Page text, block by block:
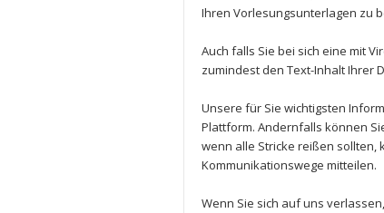
Ihren Vorlesungsunterlagen zu
Auch falls Sie bei sich eine mit
zumindest den Text-Inhalt Ihrer
Unsere für Sie wichtigsten
Plattform. Andernfalls können
wenn alle Stricke reißen sollten,
Kommunikationswege mitteilen.
Wenn Sie sich auf uns